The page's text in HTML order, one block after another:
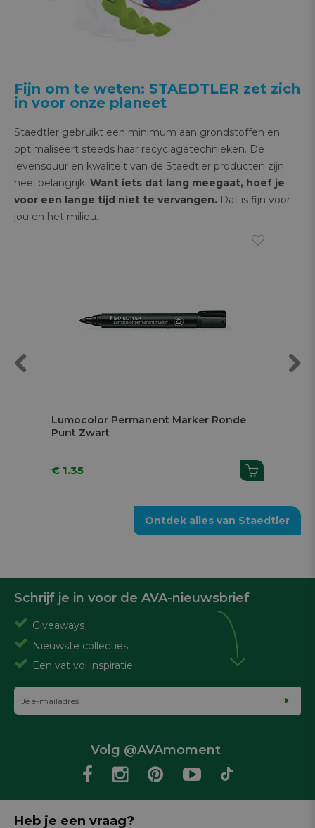
Fijn om te weten: STAEDTLER zet zich
in voor onze planeet
Staedtler gebruikt een minimum aan grondstoffen en
optimaliseert steeds haar recyclagetechnieken. De
levensduur en kwaliteit van de Staedtler producten zijn
heel belangrijk. Want iets dat lang meegaat, hoef je
voor een lange tijd niet te vervangen. Dat is fijn voor
jou en het milieu.
Lumocolor Permanent Marker Ronde
Punt Zwart
€ 1.35
Ontdek alles van Staedtler
Schrijf je in voor de AVA-nieuwsbrief
Giveaways
Nieuwste collecties
Een vat vol inspiratie
Volg @AVAmoment
Heb je een vraag?